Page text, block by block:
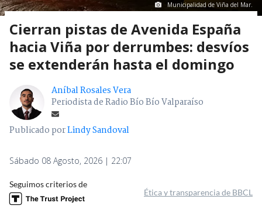
Municipalidad de Viña del Mar.
Cierran pistas de Avenida España
hacia Viña por derrumbes: desvíos
se extenderán hasta el domingo
Aníbal Rosales Vera
Periodista de Radio Bío Bío Valparaíso
Publicado porLindy Sandoval
Sábado 08 Agosto, 2026 | 22:07
Seguimos criterios de
Ética y transparencia de BBCL